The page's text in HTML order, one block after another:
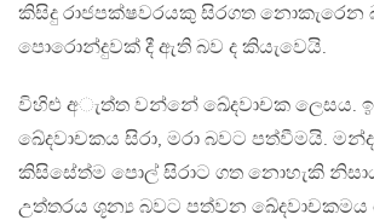
කිසිදු රාජපක්ෂවරයකු සිරගත නොකැරෙන
පොරොන්දුවක් දී ඇති බව ද කියැවෙයි.
විහිළු අැත්ත වන්නේ ඛේදවාචක ලෙසය.
ඛේදවාචකය සිරා, මරා බවට පත්වීමයි.
කිසිසේත්ම පොල් සිරාට ගත නොහැකි
උත්තරය ශූන්‍ය බවට පත්වන ඛේදවාචකමය